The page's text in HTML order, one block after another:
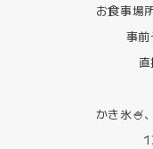
お食事場
事前
かき氷🍧